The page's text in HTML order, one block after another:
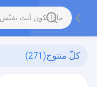
كلّ منتوج(271)